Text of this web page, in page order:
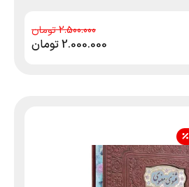
2.500.000
2.000.000تومان